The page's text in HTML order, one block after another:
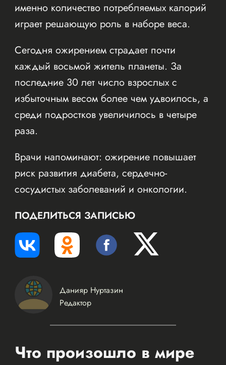
именно количество потребляемых калорий
играет решающую роль в наборе веса.
Сегодня ожирением страдает почти
каждый восьмой житель планеты. За
последние 30 лет число взрослых с
избыточным весом более чем удвоилось, а
среди подростков увеличилось в четыре
раза.
Врачи напоминают: ожирение повышает
риск развития диабета, сердечно-
сосудистых заболеваний и онкологии.
ПОДЕЛИТЬСЯ ЗАПИСЬЮ
Данияр Нуртазин
Редактор
Что произошло в мире